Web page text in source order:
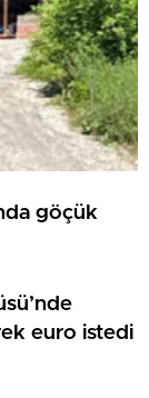
göçük
euro istedi